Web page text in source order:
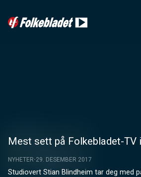
Mest sett på Folkebladet-TV
NYHETER 29. DESEMBER 2017
Studiovert Stian Blindheim tar deg med